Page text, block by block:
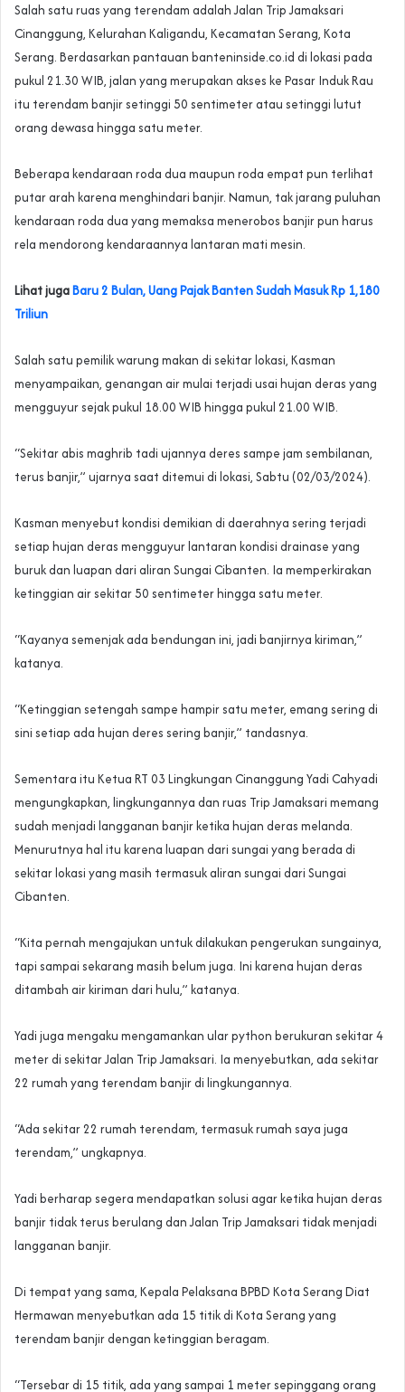
Salah satu ruas yang terendam adalah Jalan Trip Jamaksari
Cinanggung, Kelurahan Kaligandu, Kecamatan Serang, Kota
Serang. Berdasarkan pantauan banteninside.co.id di lokasi pada
pukul 21.30 WIB, jalan yang merupakan akses ke Pasar Induk Rau
itu terendam banjir setinggi 50 sentimeter atau setinggi lutut
orang dewasa hingga satu meter.
Beberapa kendaraan roda dua maupun roda empat pun terlihat
putar arah karena menghindari banjir. Namun, tak jarang puluhan
kendaraan roda dua yang memaksa menerobos banjir pun harus
rela mendorong kendaraannya lantaran mati mesin.
Lihat jugaBaru 2 Bulan, Uang Pajak Banten Sudah Masuk Rp 1,180
Triliun
Salah satu pemilik warung makan di sekitar lokasi, Kasman
menyampaikan, genangan air mulai terjadi usai hujan deras yang
mengguyur sejak pukul 18.00 WIB hingga pukul 21.00 WIB.
“Sekitar abis maghrib tadi ujannya deres sampe jam sembilanan,
terus banjir,” ujarnya saat ditemui di lokasi, Sabtu (02/03/2024).
Kasman menyebut kondisi demikian di daerahnya sering terjadi
setiap hujan deras mengguyur lantaran kondisi drainase yang
buruk dan luapan dari aliran Sungai Cibanten. Ia memperkirakan
ketinggian air sekitar 50 sentimeter hingga satu meter.
“Kayanya semenjak ada bendungan ini, jadi banjirnya kiriman,”
katanya.
“Ketinggian setengah sampe hampir satu meter, emang sering di
sini setiap ada hujan deres sering banjir,” tandasnya.
Sementara itu Ketua RT 03 Lingkungan Cinanggung Yadi Cahyadi
mengungkapkan, lingkungannya dan ruas Trip Jamaksari memang
sudah menjadi langganan banjir ketika hujan deras melanda.
Menurutnya hal itu karena luapan dari sungai yang berada di
sekitar lokasi yang masih termasuk aliran sungai dari Sungai
Cibanten.
“Kita pernah mengajukan untuk dilakukan pengerukan sungainya,
tapi sampai sekarang masih belum juga. Ini karena hujan deras
ditambah air kiriman dari hulu,” katanya.
Yadi juga mengaku mengamankan ular python berukuran sekitar 4
meter di sekitar Jalan Trip Jamaksari. Ia menyebutkan, ada sekitar
22 rumah yang terendam banjir di lingkungannya.
“Ada sekitar 22 rumah terendam, termasuk rumah saya juga
terendam,” ungkapnya.
Yadi berharap segera mendapatkan solusi agar ketika hujan deras
banjir tidak terus berulang dan Jalan Trip Jamaksari tidak menjadi
langganan banjir.
Di tempat yang sama, Kepala Pelaksana BPBD Kota Serang Diat
Hermawan menyebutkan ada 15 titik di Kota Serang yang
terendam banjir dengan ketinggian beragam.
“Tersebar di 15 titik, ada yang sampai 1 meter sepinggang orang